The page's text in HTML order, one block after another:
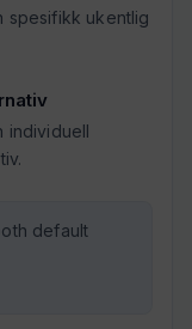
spesifikk ukentlig
individuell
default